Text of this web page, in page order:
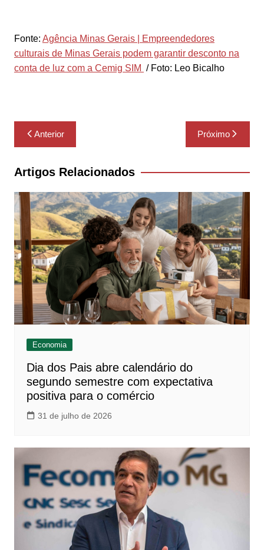
Fonte: Agência Minas Gerais | Empreendedores
culturais de Minas Gerais podem garantir desconto na
conta de luz com a Cemig SIM / Foto: Leo Bicalho
Navegação
de
Post
Anterior Próximo
Artigos Relacionados
Economia
Dia dos Pais abre calendário do
segundo semestre com expectativa
positiva para o comércio
31 de julho de 2026